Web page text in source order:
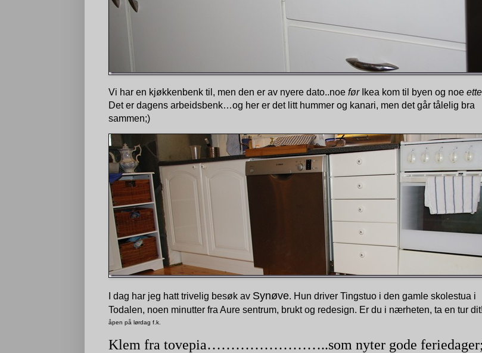
Vi har en kjøkkenbenk til, men den er av nyere dato..noe førIkea kom til byen og noe
Det er dagens arbeidsbenk…og her er det litt hummer og kanari, men det går tålelig bra
sammen;)
I dag har jeg hatt trivelig besøk av Synøve. Hun driver Tingstuo i den gamle skolestua i
Todalen, noen minutter fra Aure sentrum, brukt og redesign. Er du i nærheten, ta en tur
åpen på lørdag f.k.
Klem fra tovepia……………………..som nyter gode